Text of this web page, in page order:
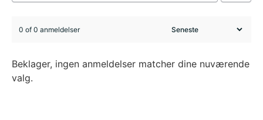
0 of 0 anmeldelser
Beklager, ingen anmeldelser matcher dine nuværende
valg.